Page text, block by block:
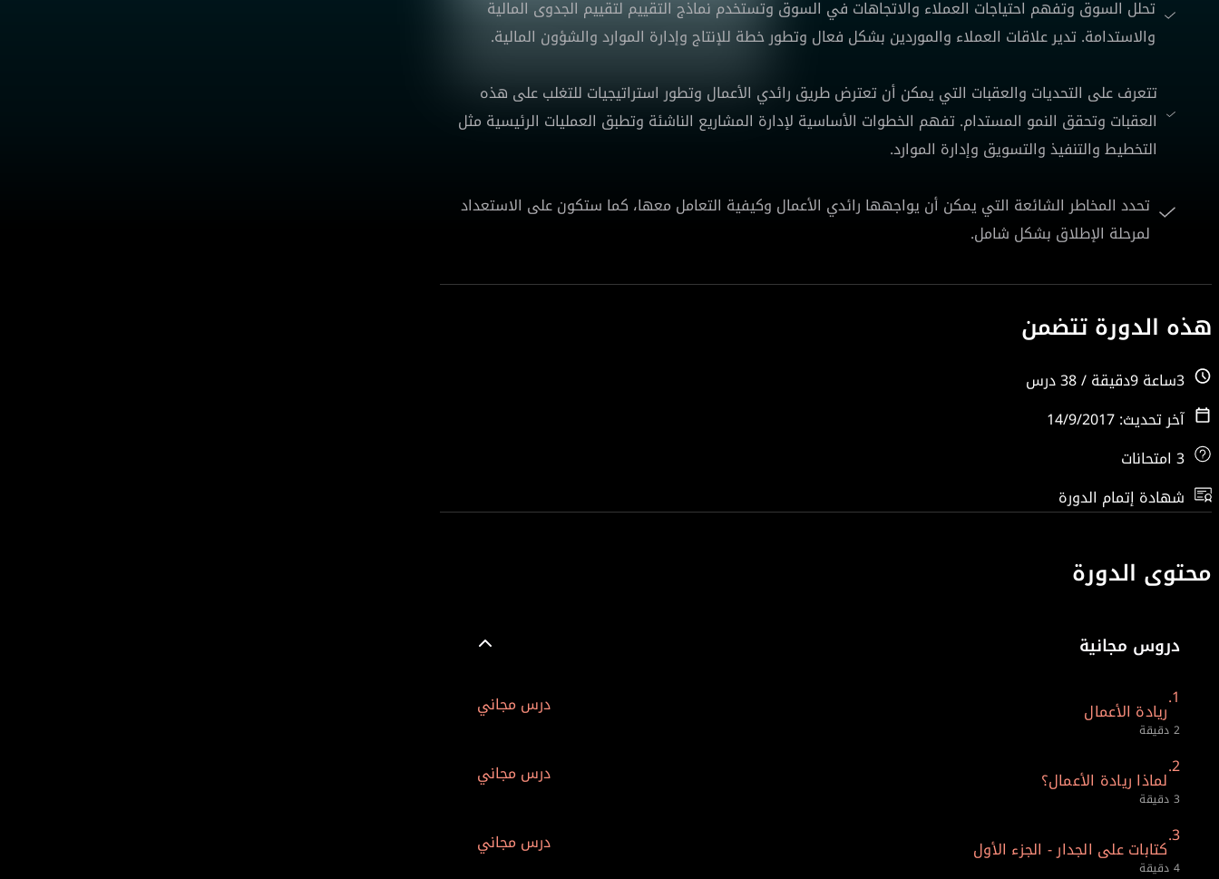
تحلل السوق وتفهم احتياجات العملاء والاتجاهات في السوق وتستخدم نماذج التقييم لتقييم الجدوى المالية
والاستدامة. تدير علاقات العملاء والموردين بشكل فعال وتطور خطة للإنتاج وإدارة الموارد والشؤون المالية.
تتعرف على التحديات والعقبات التي يمكن أن تعترض طريق رائدي الأعمال وتطور استراتيجيات للتغلب على هذه
العقبات وتحقق النمو المستدام. تفهم الخطوات الأساسية لإدارة المشاريع الناشئة وتطبق العمليات الرئيسية مثل
التخطيط والتنفيذ والتسويق وإدارة الموارد.
تحدد المخاطر الشائعة التي يمكن أن يواجهها رائدي الأعمال وكيفية التعامل معها، كما ستكون على الاستعداد
لمرحلة الإطلاق بشكل شامل.
هذه الدورة تتضمن
آخر تحديث: 14/9/2017
شهادة إتمام الدورة
محتوى الدورة
دروس مجانية
1.
ريادة الأعمال درس مجاني
2 دقيقة
2.
لماذا ريادة الأعمال؟ درس مجاني
3 دقيقة
3.
كتابات على الجدار - الجزء الأول درس مجاني
4 دقيقة